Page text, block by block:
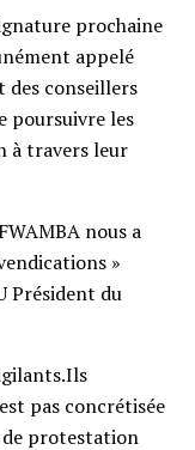
prochaine
appelé
des conseillers
poursuivre les
à travers leur
nous a
»
Président du
pas concrétisée
de protestation